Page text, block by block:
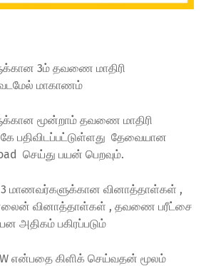
3ம் தவணை மாதிரி
மாகாணம்
மூன்றாம் தவணை மாதிரி
பதிவிடப்பட்டுள்ளது தேவையான
செய்து பயன் பெறவும்.
மாணவர்களுக்கான வினாத்தாள்கள் ,
வினாத்தாள்கள் , தவணை பரீட்சை
அதிகம் பகிரப்படும்
என்பதை கிளிக் செய்வதன்‌ மூலம்